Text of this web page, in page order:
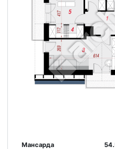
Мансарда